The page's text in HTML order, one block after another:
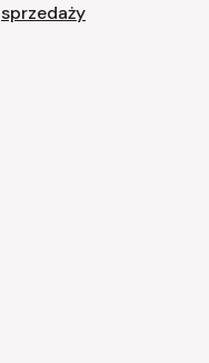
sprzedaży